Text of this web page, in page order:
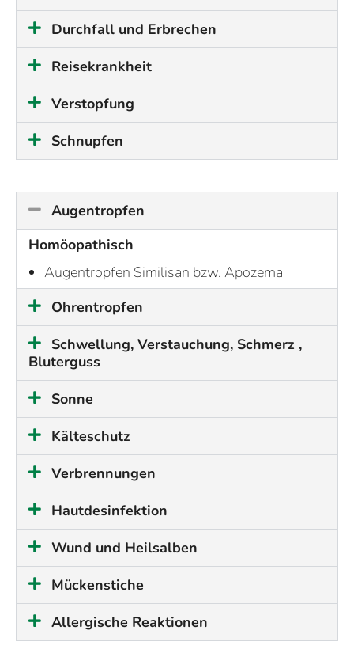
Durchfall und Erbrechen
Reisekrankheit
Verstopfung
Schnupfen
Augentropfen
Homöopathisch
Augentropfen Similisan bzw. Apozema
Ohrentropfen
Schwellung, Verstauchung, Schmerz ,
Bluterguss
Sonne
Kälteschutz
Verbrennungen
Hautdesinfektion
Wund und Heilsalben
Mückenstiche
Allergische Reaktionen